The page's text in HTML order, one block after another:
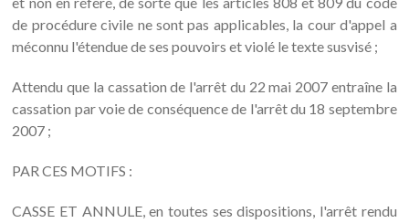
de procédure civile ne sont pas applicables, la cour d'appel a
méconnu l'étendue de ses pouvoirs et violé le texte susvisé ;
Attendu que la cassation de l'arrêt du 22 mai 2007 entraîne la
cassation par voie de conséquence de l'arrêt du 18 septembre
2007 ;
PAR CES MOTIFS :
CASSE ET ANNULE, en toutes ses dispositions, l'arrêt rendu